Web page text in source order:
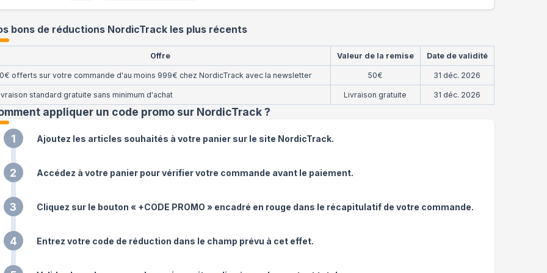
bons de réductions NordicTrack les plus récents
Offre Valeur de la remise Date de validité
offerts sur votre commande d'au moins 999€ chez NordicTrack avec la newsletter 50€ 31 déc. 2026
standard gratuite sans minimum d'achat Livraison gratuite 31 déc. 2026
appliquer un code promo sur NordicTrack?
1 Ajoutez les articles souhaités à votre panier sur le site NordicTrack.
2 Accédez à votre panier pour vérifier votre commande avant le paiement.
3 Cliquez sur le bouton « +CODE PROMO » encadré en rouge dans le récapitulatif de votre commande.
4 Entrez votre code de réduction dans le champ prévu à cet effet.